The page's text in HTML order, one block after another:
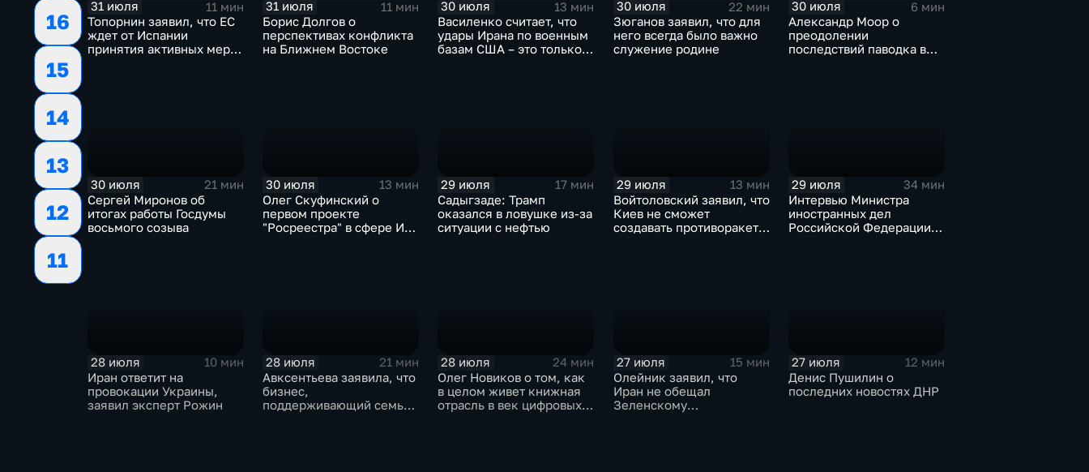
16
15
14
13
12
11
31 июля
11 мин
Топорнин заявил, что ЕС
ждет от Испании
принятия активных мер
31 июля
11 мин
Борис Долгов о
перспективах конфликта
на Ближнем Востоке
30 июля
13 мин
Василенко считает, что
удары Ирана по военным
базам США – это только
30 июля
22 мин
Зюганов заявил, что для
него всегда было важно
служение родине
30 июля
6 мин
Александр Моор о
преодолении
последствий паводка в
30 июля
21 мин
Сергей Миронов об
итогах работы Госдумы
восьмого созыва
30 июля
13 мин
Олег Скуфинский о
первом проекте
"Росреестра" в сфере ИИ
29 июля
17 мин
Садыгзаде: Трамп
оказался в ловушке из-за
ситуации с нефтью
29 июля
13 мин
Войтоловский заявил, что
Киев не сможет
создавать противоракеты
29 июля
34 мин
Интервью Министра
иностранных дел
Российской Федерации,
28 июля
10 мин
Иран ответит на
провокации Украины,
заявил эксперт Рожин
28 июля
21 мин
Авксентьева заявила, что
бизнес,
поддерживающий семьи,
28 июля
24 мин
Олег Новиков о том, как
в целом живет книжная
отрасль в век цифровых
27 июля
15 мин
Олейник заявил, что
Иран не обещал
Зеленскому
27 июля
12 мин
Денис Пушилин о
последних новостях ДНР